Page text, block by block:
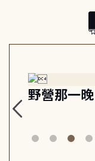
野營那一晚